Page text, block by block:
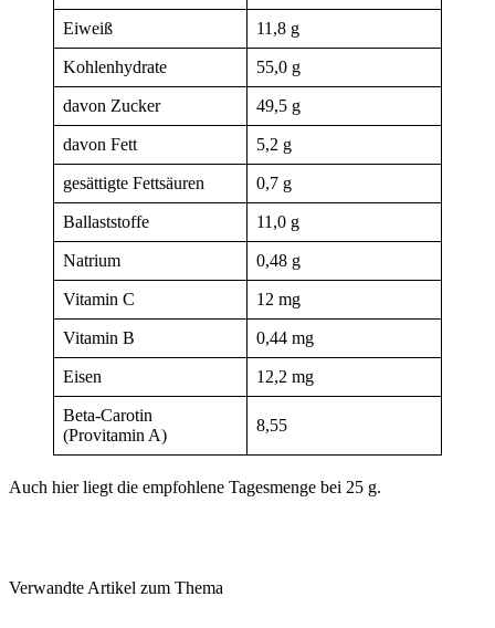
Eiweiß 11,8 g
Kohlenhydrate 55,0 g
davon Zucker 49,5 g
davon Fett 5,2 g
gesättigte Fettsäuren 0,7 g
Ballaststoffe 11,0 g
Natrium 0,48 g
Vitamin C 12 mg
Vitamin B 0,44 mg
Eisen 12,2 mg
Beta-Carotin
(Provitamin A)
8,55
Auch hier liegt die empfohlene Tagesmenge bei 25 g.
Verwandte Artikel zum Thema